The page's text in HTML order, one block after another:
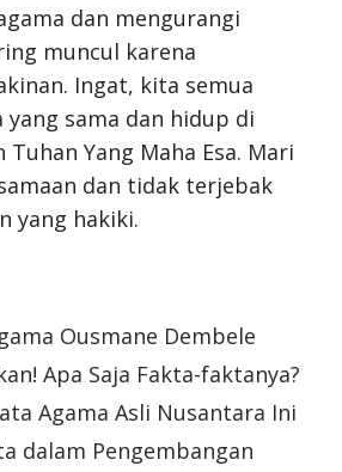
dan mengurangi
muncul karena
Ingat, kita semua
yang sama dan hidup di
Tuhan Yang Maha Esa. Mari
dan tidak terjebak
yang hakiki.
Ousmane Dembele
Apa Saja Fakta-faktanya?
Agama Asli Nusantara Ini
dalam Pengembangan